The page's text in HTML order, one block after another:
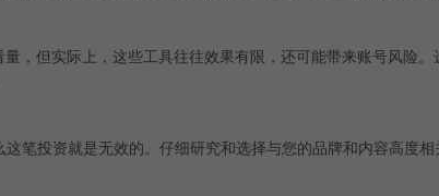
，但实际上，这些工具往往效果有限，还可能带来账号风险
笔投资就是无效的。仔细研究和选择与您的品牌和内容高度